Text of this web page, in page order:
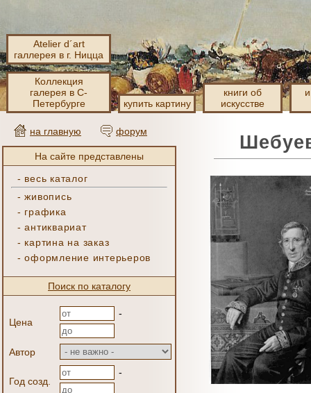
Atelier d´art
галлерея в г. Ницца
Коллекция
галерея в С-
Петербурге
купить картину
книги об
искусстве
на главную форум
На сайте представлены
- весь каталог
-живопись
- графика
-антиквариат
- картина на заказ
-оформление интерьеров
Поиск по каталогу
Цена
-
Автор
Год созд.
-